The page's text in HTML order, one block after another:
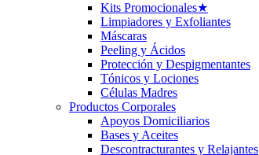
Kits Promocionales★
Limpiadores y Exfoliantes
Máscaras
Peeling y Ácidos
Protección y Despigmentantes
Tónicos y Lociones
Células Madres
Productos Corporales
Apoyos Domiciliarios
Bases y Aceites
Descontracturantes y Relajantes